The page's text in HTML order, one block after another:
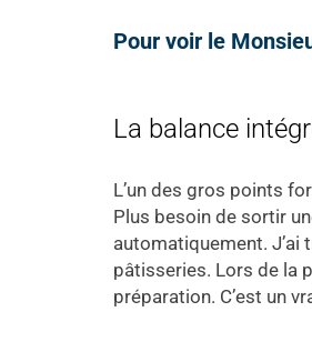
Pour voir le
La balance
L’un des gros points
Plus besoin de sortir
automatiquement.
pâtisseries. Lors de la
préparation. C’est un